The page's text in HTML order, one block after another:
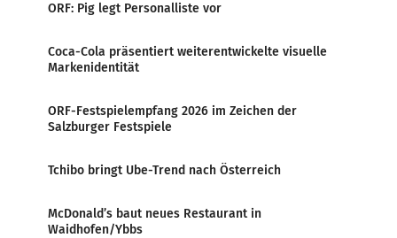
ORF: Pig legt Personalliste vor
Coca-Cola präsentiert weiterentwickelte visuelle
Markenidentität
ORF-Festspielempfang 2026 im Zeichen der
Salzburger Festspiele
Tchibo bringt Ube-Trend nach Österreich
McDonald’s baut neues Restaurant in
Waidhofen/Ybbs